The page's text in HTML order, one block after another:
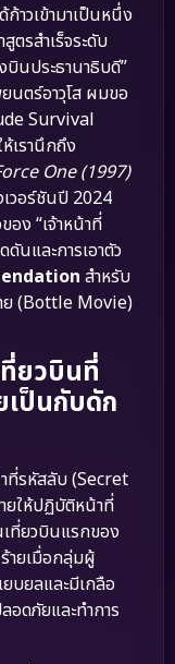
ก้าวเข้ามาเป็นหนึ่ง
รสำเร็จระดับ
บินประธานาธิบดี”
นตร์อาวุโส ผมขอ
Survival
เรานึกถึง
One (1997)
วอร์ชันปี 2024
ง “เจ้าหน้าที่
นและการเอาตัว
สำหรับ
(Bottle Movie)
ที่ยวบินที่
เป็นกับดัก
าที่รหัสลับ (Secret
ยให้ปฏิบัติหน้าที่
เที่ยวบินแรกของ
ายเมื่อกลุ่มผู้
บยลและมีเกลือ
อดภัยและทำการ